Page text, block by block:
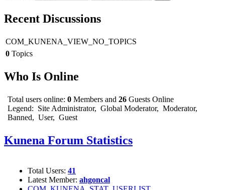
Recent Discussions
COM_KUNENA_VIEW_NO_TOPICS
0 Topics
Who Is Online
Total users online: 0 Members and 26 Guests Online
Legend: Site Administrator, Global Moderator, Moderator,
Banned, User, Guest
Kunena Forum Statistics
Total Users: 41
Latest Member: ahgoncal